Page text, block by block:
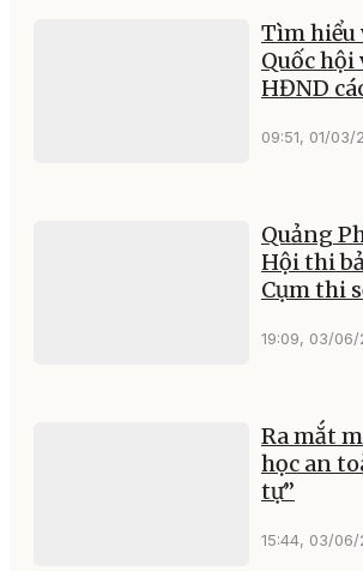
Tìm hiểu
Quốc hội
HĐND
09:51, 01/03/
Quảng
Hội thi
Cụm thi
19:09, 03/06/
Ra mắt
học an
tự”
15:44, 03/06/